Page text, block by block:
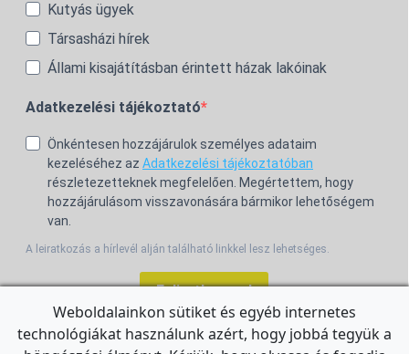
Kutyás ügyek
Társasházi hírek
Állami kisajátításban érintett házak lakóinak
Adatkezelési tájékoztató
Önkéntesen hozzájárulok személyes adataim
kezeléséhez az Adatkezelési tájékoztatóban
részletezetteknek megfelelően. Megértettem, hogy
hozzájárulásom visszavonására bármikor lehetőségem
van.
A leiratkozás a hírlevél alján található linkkel lesz lehetséges.
Feliratkozom!
Weboldalainkon sütiket és egyéb internetes
technológiákat használunk azért, hogy jobbá tegyük a